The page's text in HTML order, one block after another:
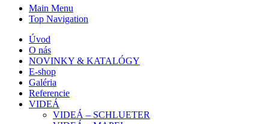
Main Menu
Top Navigation
Úvod
O nás
NOVINKY & KATALÓGY
E-shop
Galéria
Referencie
VIDEÁ
VIDEÁ – SCHLUETER